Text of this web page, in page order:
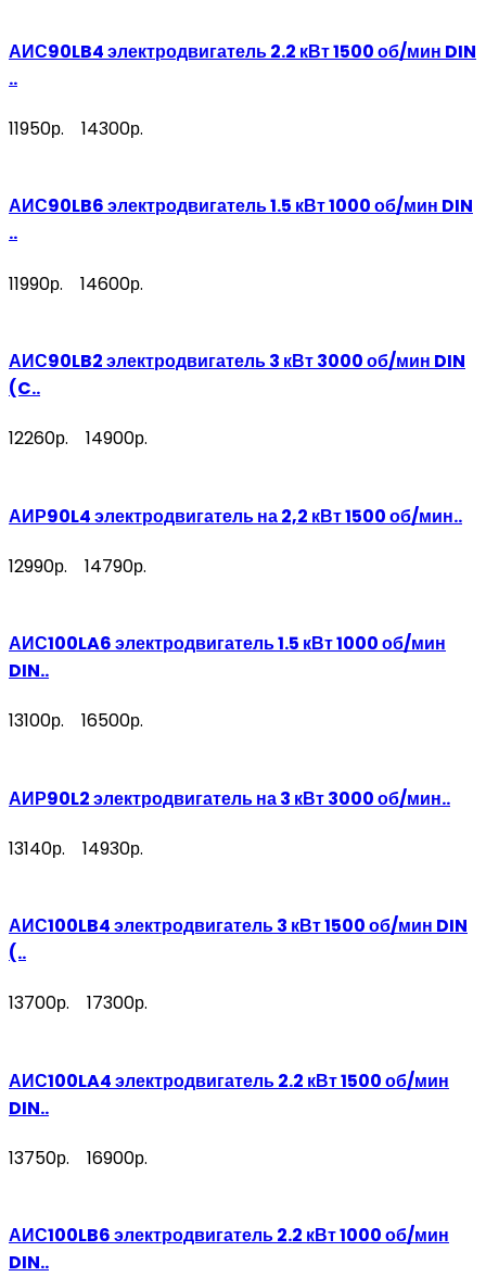
АИС90LB4 электродвигатель 2.2 кВт 1500 об/мин DIN
..
11950р. 14300р.
АИС90LB6 электродвигатель 1.5 кВт 1000 об/мин DIN
..
11990р. 14600р.
АИС90LB2 электродвигатель 3 кВт 3000 об/мин DIN
(C..
12260р. 14900р.
АИР90L4 электродвигатель на 2,2 кВт 1500 об/мин..
12990р. 14790р.
АИС100LA6 электродвигатель 1.5 кВт 1000 об/мин
DIN..
13100р. 16500р.
АИР90L2 электродвигатель на 3 кВт 3000 об/мин..
13140р. 14930р.
АИС100LB4 электродвигатель 3 кВт 1500 об/мин DIN
(..
13700р. 17300р.
АИС100LA4 электродвигатель 2.2 кВт 1500 об/мин
DIN..
13750р. 16900р.
АИС100LB6 электродвигатель 2.2 кВт 1000 об/мин
DIN..